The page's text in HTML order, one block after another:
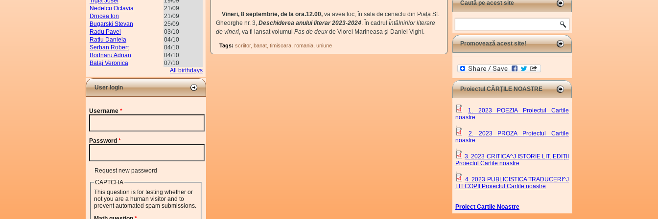
Nedelcu Octavia
21/09
Drncea Ion
21/09
Bugarski Stevan
25/09
Radu Pavel
03/10
Ratiu Daniela
04/10
Serban Robert
04/10
Bodnaru Adrian
04/10
Balaj Veronica
07/10
All birthdays
User login
Username *
Password *
Request new password
CAPTCHA
This question is for testing whether or
not you are a human visitor and to
prevent automated spam submissions.
Vineri, 8 septembrie, de la ora.12.00, va avea loc, în sala de cenaclu din Piața Sf.
Gheorghe nr. 3, Deschiderea anului literar 2023-2024. În cadrul Întâlnirilor literare
de vineri, va fi lansat volumul Pas de deux de Viorel Marineasa și Daniel Vighi.
Tags: scriitor banat timisoara romania uniune
Caută pe acest site
Search
Promovează acest site!
Proiectul CĂRȚILE NOASTRE
1. 2023 POEZIA Proiectul Cartile
noastre
,
2. 2023 PROZA Proiectul Cartile
noastre
,
3. 2023 CRITICA^J ISTORIE LIT. EDIȚII
Proiectul Cartile noastre
,
4. 2023 PUBLICISTICA TRADUCERI^J
LIT.COPII Proiectul Cartile noastre
Proiect Cartile Noastre